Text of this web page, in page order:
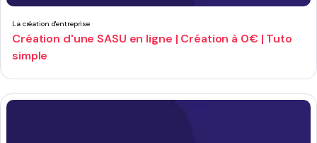
La création d'entreprise
Création d'une SASU en ligne | Création à 0€ | Tuto
simple